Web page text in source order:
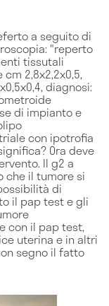
a seguito di
"reperto
tissutali
2,8x2,2x0,5,
diagnosi:
di impianto e
con ipotrofia
Ora deve
Il g2 a
che il tumore si
di
il pap test e gli
con il pap test,
uterina e in altri
segno il fatto